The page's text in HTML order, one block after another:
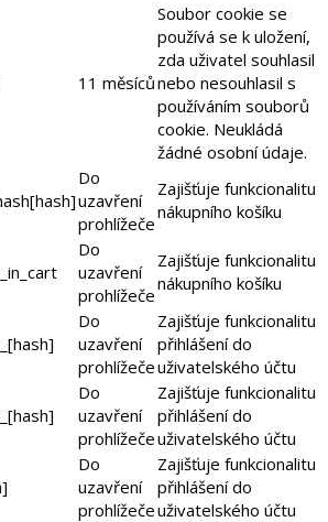
11 měsíců
Soubor cookie se
používá se k uložení,
zda uživatel souhlasil
nebo nesouhlasil s
používáním souborů
cookie. Neukládá
žádné osobní údaje.
Do
uzavření
prohlížeče
Zajišťuje funkcionalitu
nákupního košíku
Do
uzavření
prohlížeče
Zajišťuje funkcionalitu
nákupního košíku
Do
uzavření
prohlížeče
Zajišťuje funkcionalitu
přihlášení do
uživatelského účtu
Do
uzavření
prohlížeče
Zajišťuje funkcionalitu
přihlášení do
uživatelského účtu
Do
uzavření
prohlížeče
Zajišťuje funkcionalitu
přihlášení do
uživatelského účtu